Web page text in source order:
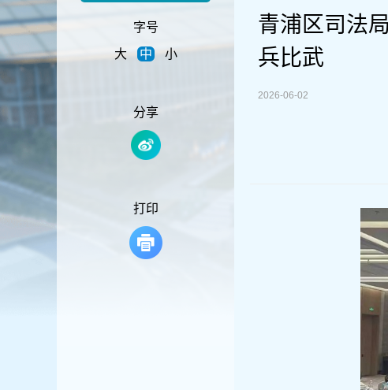
到
主
要
内
字号
大
中 小
分享
打印
青浦区司法
兵比武
2026-06-02